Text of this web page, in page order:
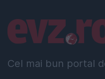
Cel mai bun portal
Linkuri utile